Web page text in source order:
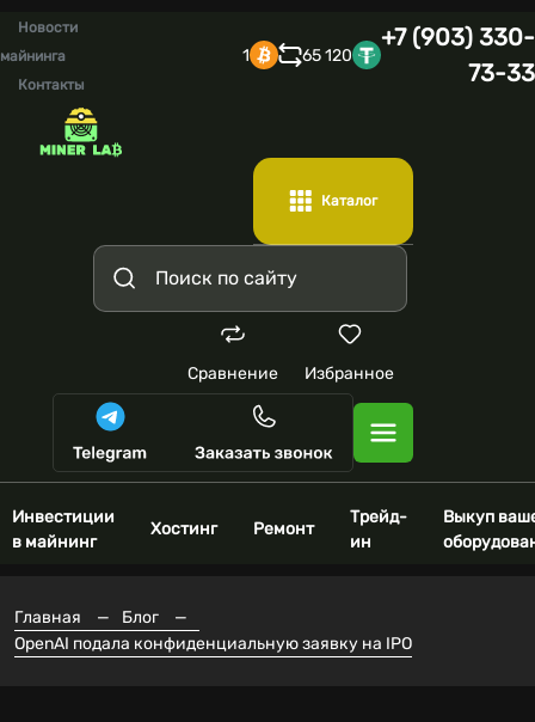
Новости
майнинга
Контакты
1 65 120
+7 (903) 330-
73-33
Каталог
Сравнение Избранное
Инвестиции
в майнинг
Хостинг Ремонт
Трейд-
ин
Выкуп
Главная — Блог
—
OpenAI подала конфиденциальную заявку на IPO